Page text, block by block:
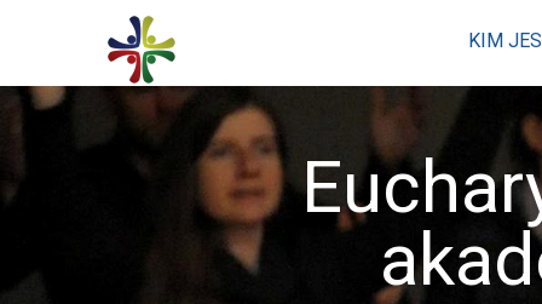
KIM